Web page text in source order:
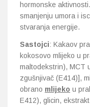
hormonske
smanjenju umora i
stvaranja energije.
Sastojci: Kakaov
kokosovo mlijeko u
maltodekstrin), MCT
zgušnjivač (E414)],
obrano mlijeko u
E412), glicin,